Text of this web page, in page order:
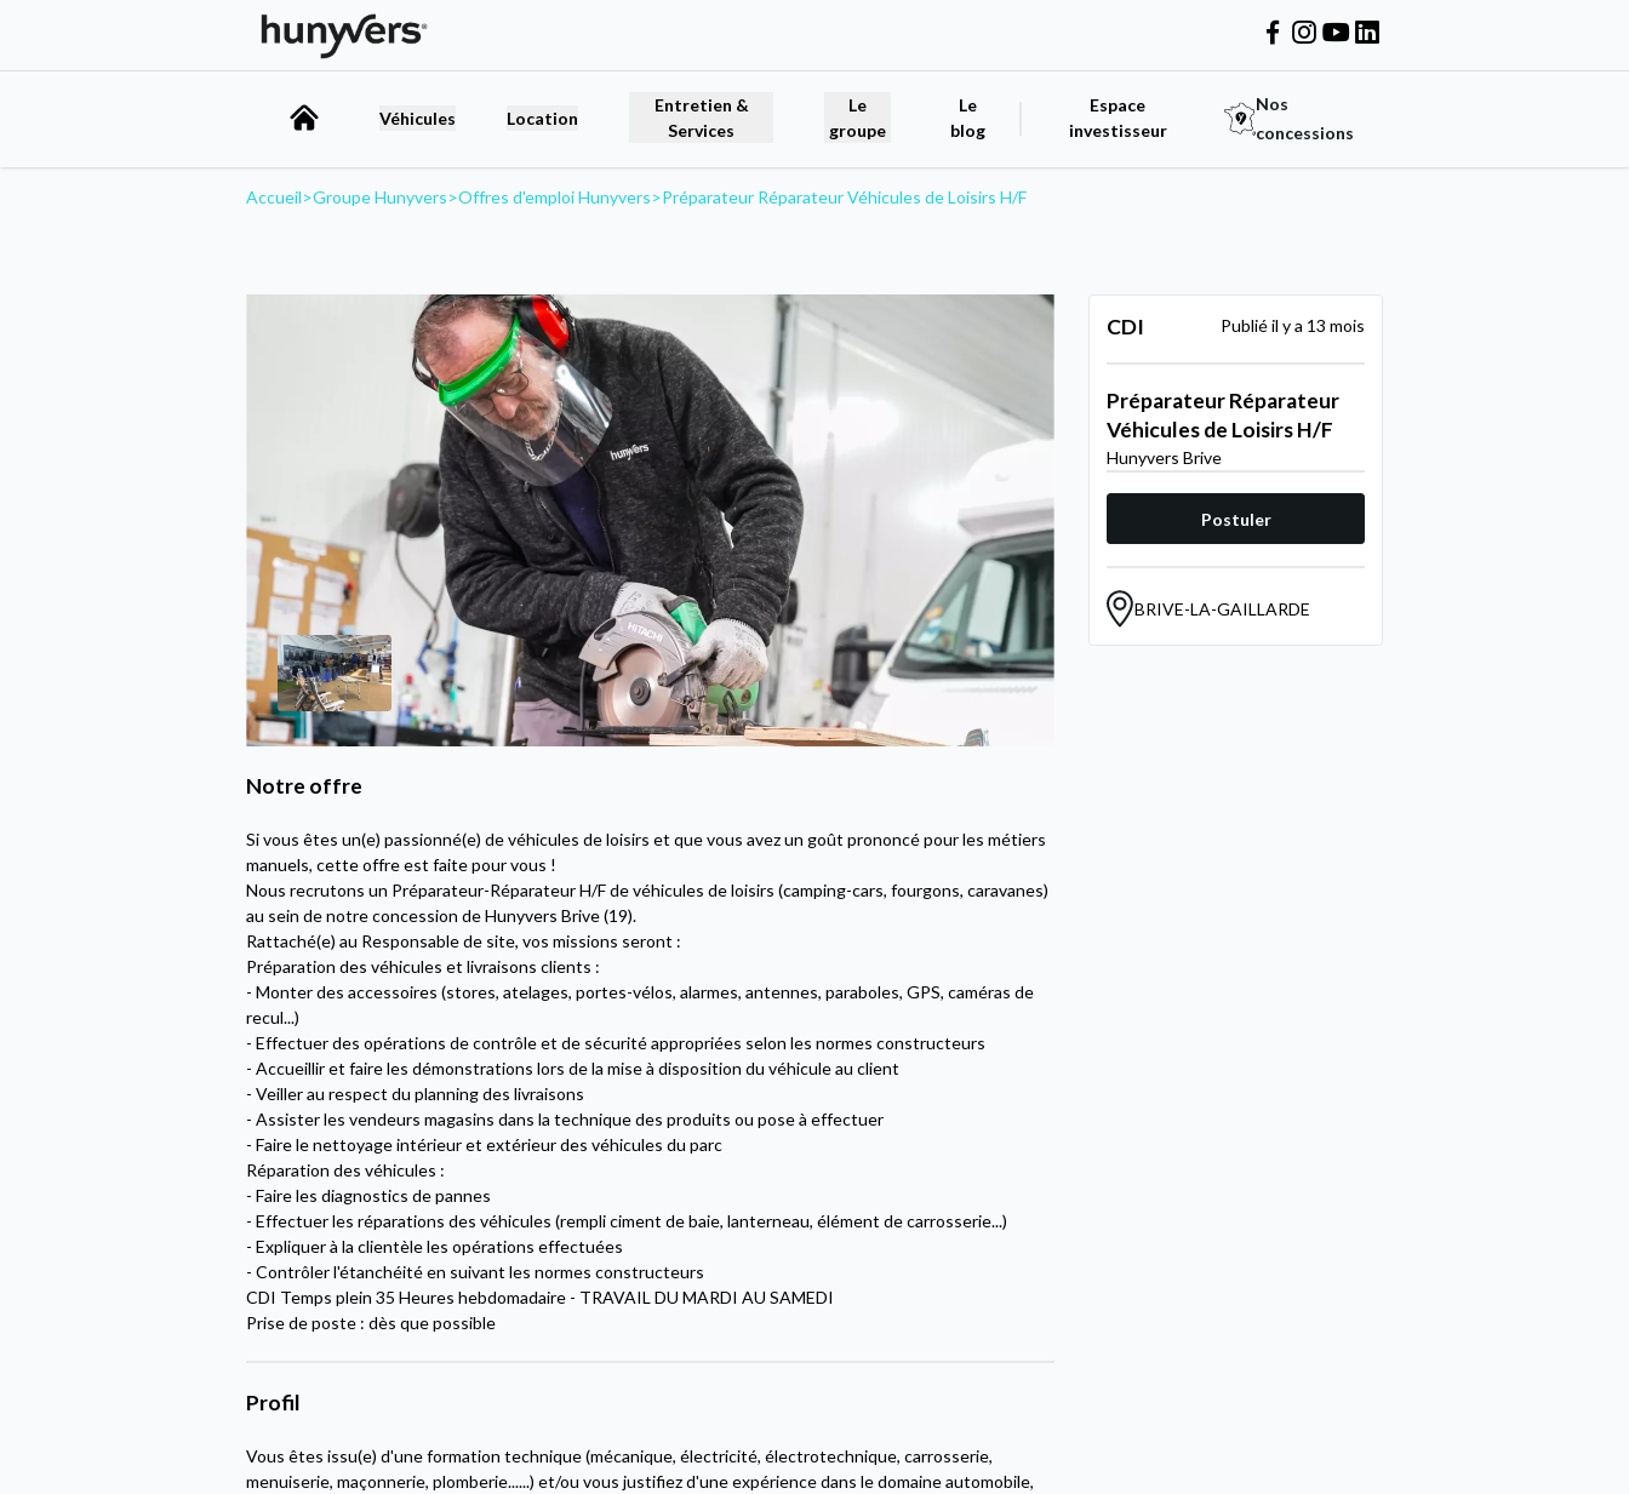
Véhicules Location
Entretien &
Services
Le
groupe
Le
blog
Espace
investisseur
Nos
concessions
Accueil>Groupe Hunyvers>Offres d'emploi Hunyvers>Préparateur Réparateur Véhicules de Loisirs H/F
Notre offre
Si vous êtes un(e) passionné(e) de véhicules de loisirs et que vous avez un goût prononcé pour les métiers
manuels, cette offre est faite pour vous !
Nous recrutons un Préparateur-Réparateur H/F de véhicules de loisirs (camping-cars, fourgons, caravanes)
au sein de notre concession de Hunyvers Brive (19).
Rattaché(e) au Responsable de site, vos missions seront :
Préparation des véhicules et livraisons clients :
- Monter des accessoires (stores, atelages, portes-vélos, alarmes, antennes, paraboles, GPS, caméras de
recul...)
- Effectuer des opérations de contrôle et de sécurité appropriées selon les normes constructeurs
- Accueillir et faire les démonstrations lors de la mise à disposition du véhicule au client
- Veiller au respect du planning des livraisons
- Assister les vendeurs magasins dans la technique des produits ou pose à effectuer
- Faire le nettoyage intérieur et extérieur des véhicules du parc
Réparation des véhicules :
- Faire les diagnostics de pannes
- Effectuer les réparations des véhicules (rempli ciment de baie, lanterneau, élément de carrosserie...)
- Expliquer à la clientèle les opérations effectuées
- Contrôler l'étanchéité en suivant les normes constructeurs
CDI Temps plein 35 Heures hebdomadaire - TRAVAIL DU MARDI AU SAMEDI
Prise de poste : dès que possible
Profil
Vous êtes issu(e) d'une formation technique (mécanique, électricité, électrotechnique, carrosserie,
menuiserie, maçonnerie, plomberie......) et/ou vous justifiez d'une expérience dans le domaine automobile,
CDI Publié il y a 13 mois
Préparateur Réparateur
Véhicules de Loisirs H/F
Hunyvers Brive
Postuler
BRIVE-LA-GAILLARDE